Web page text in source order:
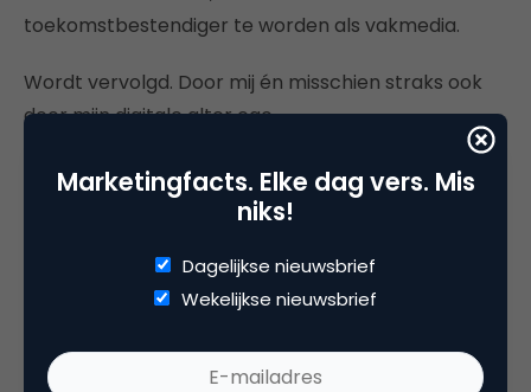
toekomstbestendiger te worden als vakmedia.
Wordt vervolgd. Door mij én misschien straks ook
door mijn digitale alter ego.
Marketingfacts. Elke dag vers. Mis
niks!
Dagelijkse nieuwsbrief
Wekelijkse nieuwsbrief